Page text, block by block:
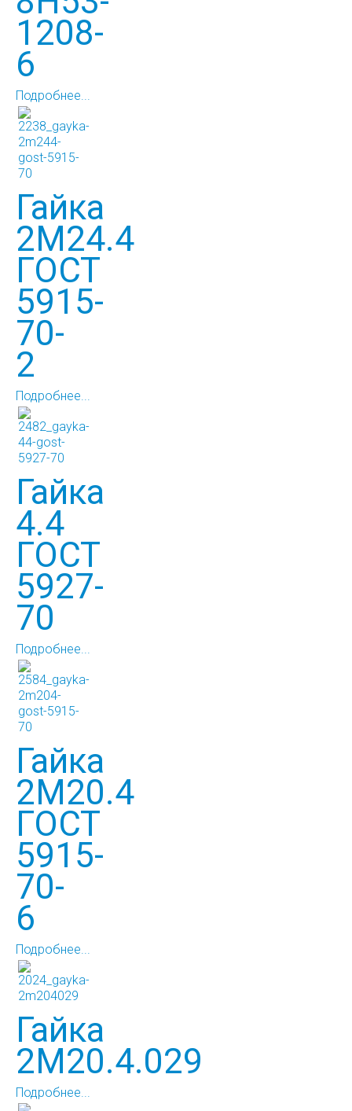
1208-
6
Подробнее...
Гайка
2М24.4
ГОСТ
5915-
70-
2
Подробнее...
Гайка
4.4
ГОСТ
5927-
70
Подробнее...
Гайка
2М20.4
ГОСТ
5915-
70-
6
Подробнее...
Гайка
2М20.4.029
Подробнее...